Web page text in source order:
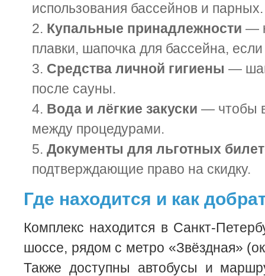
использования бассейнов и парных.
Купальные принадлежности —
плавки, шапочка для бассейна, если
Средства личной гигиены —
после сауны.
Вода и лёгкие закуски — чтобы
между процедурами.
Документы для льготных
подтверждающие право на скидку.
Где находится и как
Комплекс находится в Санкт-
шоссе, рядом с метро «Звёздная»
Также доступны автобусы и